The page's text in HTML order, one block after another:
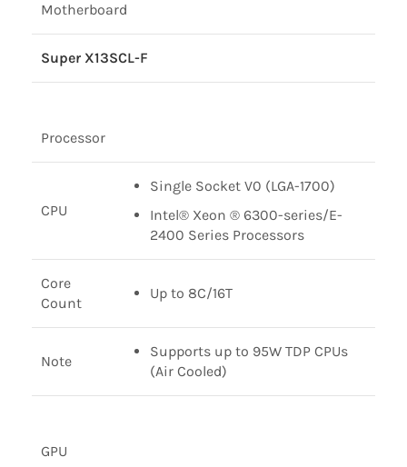
Motherboard
Super X13SCL-F
Processor
CPU
Single Socket V0 (LGA-1700)
Intel® Xeon ® 6300-series/E-
2400 Series Processors
Core
Count
Up to 8C/16T
Note
Supports up to 95W TDP CPUs
(Air Cooled)
GPU